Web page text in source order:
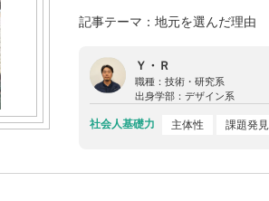
記事テーマ：地元を選んだ理由
Ｙ・Ｒ
職種： 技術・研究系
出身学部： デザイン系
社会人基礎力 主体性 課題発